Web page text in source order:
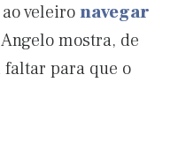
veleironavegar
mostra, de
faltar para que o